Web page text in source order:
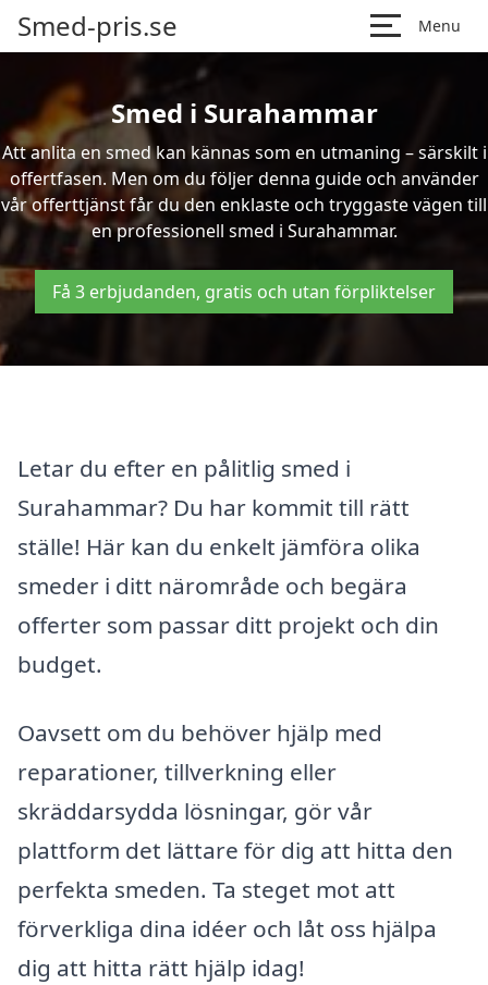
Smed-pris.se Menu
Smed i Surahammar
Att anlita en smed kan kännas som en utmaning – särskilt i
offertfasen. Men om du följer denna guide och använder
vår offerttjänst får du den enklaste och tryggaste vägen till
en professionell smed i Surahammar.
Få 3 erbjudanden, gratis och utan förpliktelser
Letar du efter en pålitlig smed i
Surahammar? Du har kommit till rätt
ställe! Här kan du enkelt jämföra olika
smeder i ditt närområde och begära
offerter som passar ditt projekt och din
budget.
Oavsett om du behöver hjälp med
reparationer, tillverkning eller
skräddarsydda lösningar, gör vår
plattform det lättare för dig att hitta den
perfekta smeden. Ta steget mot att
förverkliga dina idéer och låt oss hjälpa
dig att hitta rätt hjälp idag!